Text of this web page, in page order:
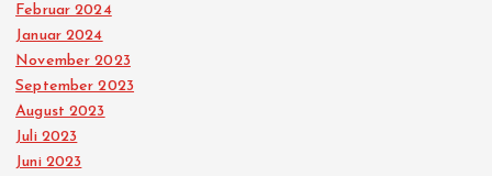
Februar 2024
Januar 2024
November 2023
September 2023
August 2023
Juli 2023
Juni 2023